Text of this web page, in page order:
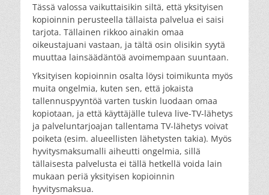
Tässä valossa vaikuttaisikin siltä, että yksityisen
kopioinnin perusteella tällaista palvelua ei saisi
tarjota. Tällainen rikkoo ainakin omaa
oikeustajuani vastaan, ja tältä osin olisikin syytä
muuttaa lainsäädäntöä avoimempaan suuntaan.
Yksityisen kopioinnin osalta löysi toimikunta myös
muita ongelmia, kuten sen, että jokaista
tallennuspyyntöä varten tuskin luodaan omaa
kopiotaan, ja että käyttäjälle tuleva live-TV-lähetys
ja palveluntarjoajan tallentama TV-lähetys voivat
poiketa (esim. alueellisten lähetysten takia). Myös
hyvitysmaksumalli aiheutti ongelmia, sillä
tällaisesta palvelusta ei tällä hetkellä voida lain
mukaan periä yksityisen kopioinnin
hyvitysmaksua.